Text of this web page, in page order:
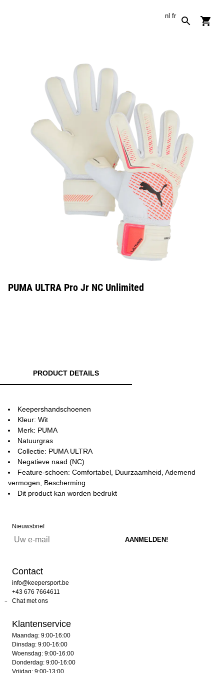
nl fr
PUMA ULTRA Pro Jr NC Unlimited
PRODUCT DETAILS
Keepershandschoenen
Kleur: Wit
Merk: PUMA
Natuurgras
Collectie: PUMA ULTRA
Negatieve naad (NC)
Feature-schoen: Comfortabel, Duurzaamheid, Ademend
vermogen, Bescherming
Dit product kan worden bedrukt
Nieuwsbrief
Contact
info@keepersport.be
+43 676 7664611
Chat met ons
Klantenservice
Maandag: 9:00-16:00
Dinsdag: 9:00-16:00
Woensdag: 9:00-16:00
Donderdag: 9:00-16:00
Vrijdag: 9:00-13:00